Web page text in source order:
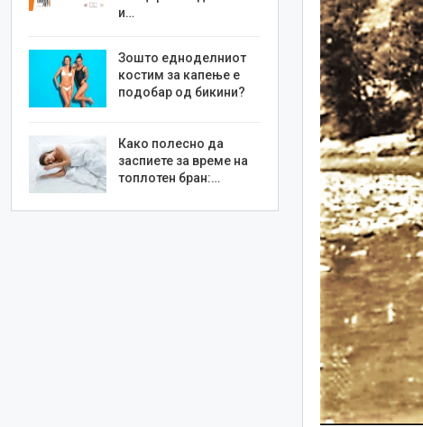
и…
Зошто едноделниот
костим за капење е
подобар од бикини?
Како полесно да
заспиете за време на
топлотен бран:…